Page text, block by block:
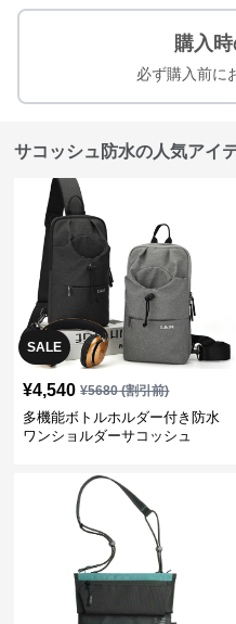
購入
必ず購入前に
サコッシュ防水の人気アイ
SALE
¥4,540 ¥5680(割引前)
多機能ボトルホルダー付き防水
ワンショルダーサコッシュ